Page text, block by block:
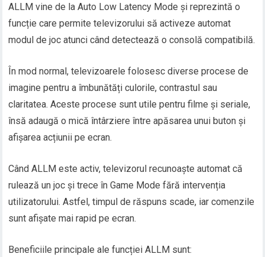
ALLM vine de la Auto Low Latency Mode și reprezintă o
funcție care permite televizorului să activeze automat
modul de joc atunci când detectează o consolă compatibilă.
În mod normal, televizoarele folosesc diverse procese de
imagine pentru a îmbunătăți culorile, contrastul sau
claritatea. Aceste procese sunt utile pentru filme și seriale,
însă adaugă o mică întârziere între apăsarea unui buton și
afișarea acțiunii pe ecran.
Când ALLM este activ, televizorul recunoaște automat că
rulează un joc și trece în Game Mode fără intervenția
utilizatorului. Astfel, timpul de răspuns scade, iar comenzile
sunt afișate mai rapid pe ecran.
Beneficiile principale ale funcției ALLM sunt: